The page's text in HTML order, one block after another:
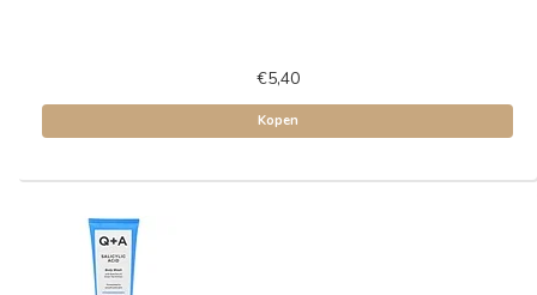
€5,40
Kopen